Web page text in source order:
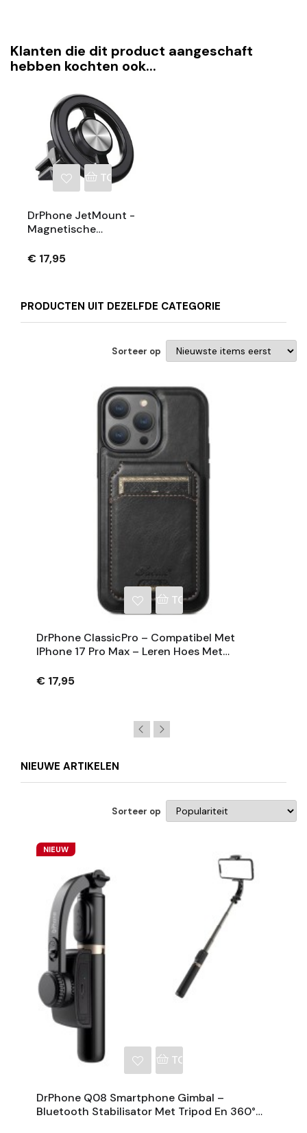
Klanten die dit product aangeschaft
hebben kochten ook...
TOEVOEGEN AAN WINKELWAGEN
DrPhone JetMount -
Magnetische
360° Draaibaar -
€ 17,95
PRODUCTEN UIT DEZELFDE CATEGORIE
Sorteer op
TOEVOEGEN AAN
DrPhone ClassicPro – Compatibel Met
IPhone 17 Pro Max – Leren Hoes Met
MagSafe
€ 17,95
NIEUWE ARTIKELEN
Sorteer op
NIEUW
TOEVOEGEN AAN
DrPhone Q08 Smartphone Gimbal –
Bluetooth Stabilisator Met Tripod En 360°